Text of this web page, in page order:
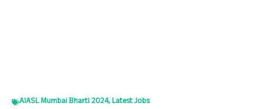
AIASL Mumbai Bharti 2024,Latest Jobs